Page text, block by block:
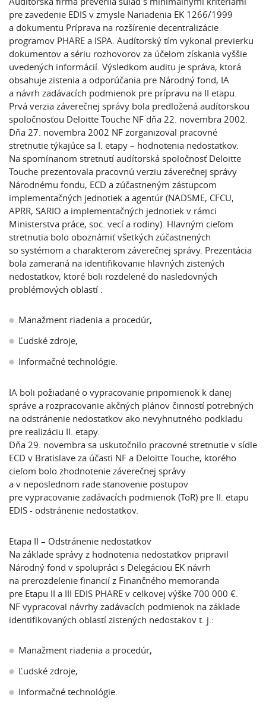
pre zavedenie EDIS v zmysle Nariadenia EK 1266/1999
a dokumentu Príprava na rozšírenie decentralizácie
programov PHARE a ISPA. Audítorský tím vykonal previerku
dokumentov a sériu rozhovorov za účelom získania vyššie
uvedených informácií. Výsledkom auditu je správa, ktorá
obsahuje zistenia a odporúčania pre Národný fond, IA
a návrh zadávacích podmienok pre prípravu na II etapu.
Prvá verzia záverečnej správy bola predložená audítorskou
spoločnosťou Deloitte Touche NF dňa 22. novembra 2002.
Dňa 27. novembra 2002 NF zorganizoval pracovné
stretnutie týkajúce sa I. etapy – hodnotenia nedostatkov.
Na spomínanom stretnutí audítorská spoločnosť Deloitte
Touche prezentovala pracovnú verziu záverečnej správy
Národnému fondu, ECD a zúčastneným zástupcom
implementačných jednotiek a agentúr (NADSME, CFCU,
APRR, SARIO a implementačných jednotiek v rámci
Ministerstva práce, soc. vecí a rodiny). Hlavným cieľom
stretnutia bolo oboznámiť všetkých zúčastnených
so systémom a charakterom záverečnej správy. Prezentácia
bola zameraná na identifikovanie hlavných zistených
nedostatkov, ktoré boli rozdelené do nasledovných
problémových oblastí :
Manažment riadenia a procedúr,
Ľudské zdroje,
Informačné technológie.
IA boli požiadané o vypracovanie pripomienok k danej
správe a rozpracovanie akčných plánov činností potrebných
na odstránenie nedostatkov ako nevyhnutného podkladu
pre realizáciu II. etapy.
Dňa 29. novembra sa uskutočnilo pracovné stretnutie v sídle
ECD v Bratislave za účasti NF a Deloitte Touche, ktorého
cieľom bolo zhodnotenie záverečnej správy
a v neposlednom rade stanovenie postupov
pre vypracovanie zadávacích podmienok (ToR) pre II. etapu
EDIS - odstránenie nedostatkov.
Etapa II – Odstránenie nedostatkov
Na základe správy z hodnotenia nedostatkov pripravil
Národný fond v spolupráci s Delegáciou EK návrh
na prerozdelenie financií z Finančného memoranda
pre Etapu II a III EDIS PHARE v celkovej výške 700 000 €.
NF vypracoval návrhy zadávacích podmienok na základe
identifikovaných oblastí zistených nedostakov t. j.:
Manažment riadenia a procedúr,
Ľudské zdroje,
Informačné technológie.